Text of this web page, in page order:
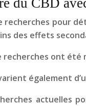
du CBD
recherches pour
des effets
recherches ont été
également
actuelles